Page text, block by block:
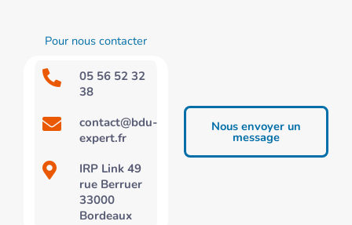
Pour nous contacter
05 56 52 32
38
contact@bdu-
expert.fr
IRP Link 49
rue Berruer
33000
Bordeaux
Nous envoyer un
message